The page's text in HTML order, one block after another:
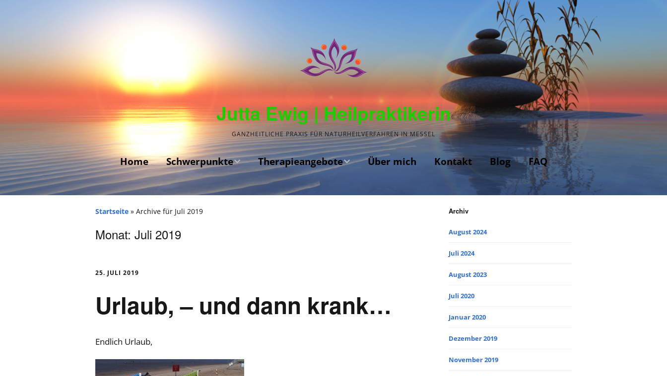
Jutta Ewig | Heilpraktikerin
GANZHEITLICHE PRAXIS FÜR NATURHEILVERFAHREN IN MESSEL
Home Schwerpunkte
Allergien –
Unverträglichkeit
Ängste und Phobien
Trainingsbetreuung
Therapieangebote
Kinesiologie
Klangschalen-Therapie
Über mich Kontakt Blog FAQ
Startseite » Archive für Juli 2019
Monat: Juli 2019
25. JULI 2019
Urlaub, – und dann krank…
Endlich Urlaub,
Archiv
August 2024
Juli 2024
August 2023
Juli 2020
Januar 2020
Dezember 2019
November 2019